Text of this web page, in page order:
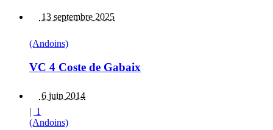
13 septembre 2025
(Andoins)
VC 4 Coste de Gabaix
6 juin 2014
| 1
(Andoins)